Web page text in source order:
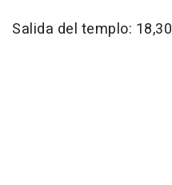
Salida del templo: 18,30